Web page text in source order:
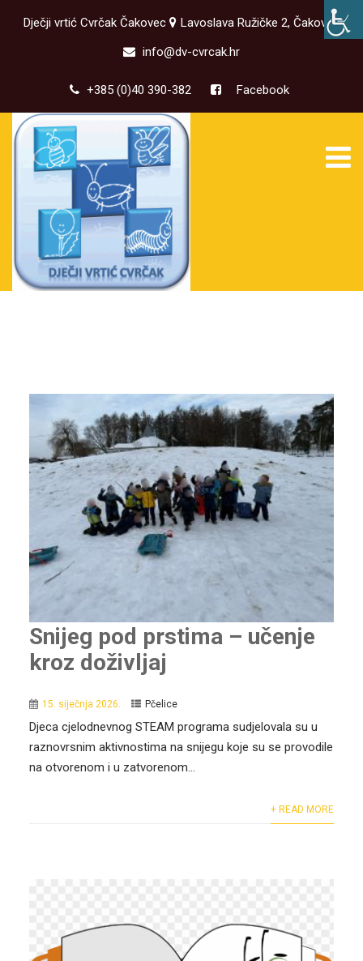
Dječji vrtić Cvrčak Čakovec
Lavoslava Ružičke 2, Čakovec
info@dv-cvrcak.hr
+385 (0)40 390-382 Facebook
Snijeg pod prstima – učenje
kroz doživljaj
15. siječnja 2026. Pčelice
Djeca cjelodnevnog STEAM programa sudjelovala su u
raznovrsnim aktivnostima na snijegu koje su se provodile
na otvorenom i u zatvorenom...
+ READ MORE